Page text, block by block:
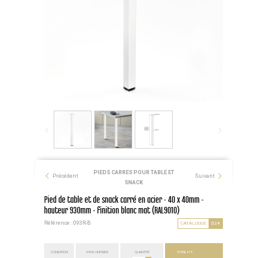
Précédent
PIEDS CARRES POUR TABLE ET
SNACK
Suivant
Pied de table et de snack carré en acier - 40 x 40mm -
hauteur 930mm - finition blanc mat (RAL9010)
Référence : 093R-B CATALOGUE D24
CONDITION PRIX UNITAIRE QUANTITÉ TOTAL H.T.